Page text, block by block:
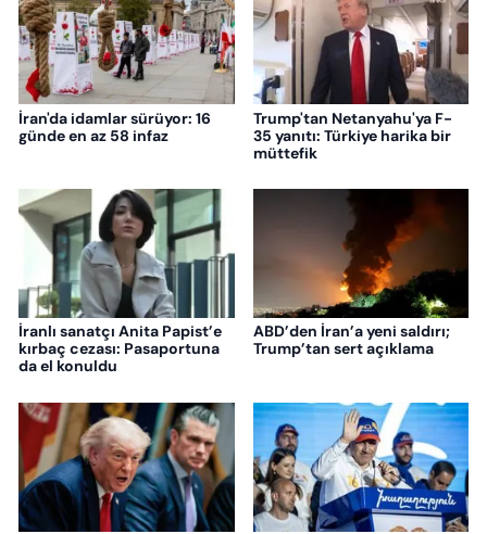
İran'da idamlar sürüyor: 16
günde en az 58 infaz
Trump'tan Netanyahu'ya F-
35 yanıtı: Türkiye harika bir
müttefik
İranlı sanatçı Anita Papist’e
kırbaç cezası: Pasaportuna
da el konuldu
ABD’den İran’a yeni saldırı;
Trump’tan sert açıklama